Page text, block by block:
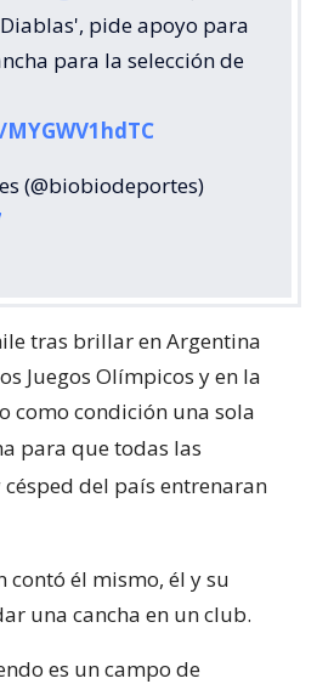
pide apoyo para
para la selección de
(@biobiodeportes)
tras brillar en Argentina
Juegos Olímpicos y en la
como condición una sola
para que todas las
césped del país entrenaran
contó él mismo, él y su
una cancha en un club.
es un campo de